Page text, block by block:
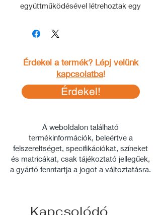
együttműködésével létrehoztak egy
amely együtt nyúlik, csavarodik,
tekeredik a belsővel és tökéletesen
csomag tartalmaz 6db öntapadós
ragasztófoltot és egy dörzspapírt
mellyel könnyen előkészíthető a
ragasztani kívánt felület.
gumiszerelőszerszámra!
Videós segédletek:
Külső, belső le- és felszerelése
Érdekel a termék? Lépj velünk
kapcsolatba!
Érdekel!
A weboldalon található
termékinformációk, beleértve a
felszereltséget, specifikációkat, színeket
és matricákat, csak tájékoztató jellegűek,
a gyártó fenntartja a jogot a változtatásra.
Kapcsolódó